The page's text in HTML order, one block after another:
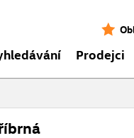
Prodejci